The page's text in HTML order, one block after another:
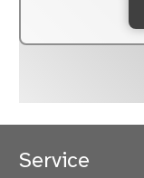
Service